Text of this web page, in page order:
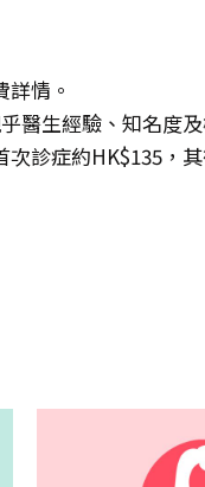
情。
醫生經驗、知名度及
診症約HK$135，